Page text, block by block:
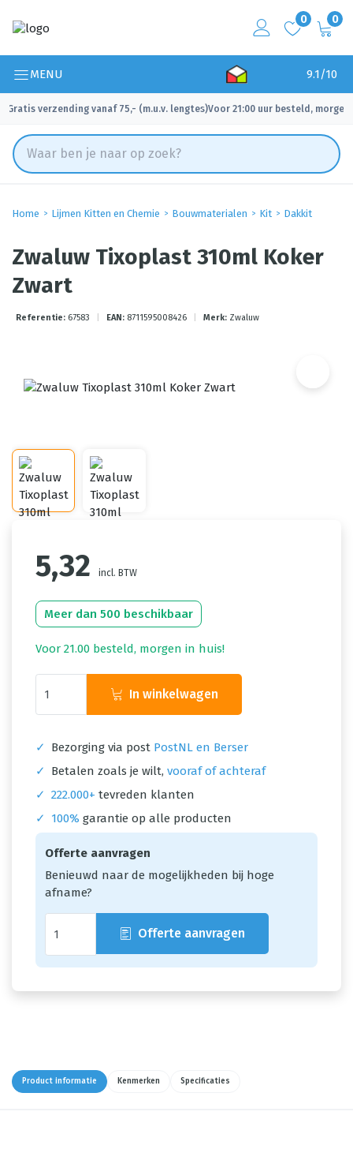
0 0
MENU 9.1/10
Gratis verzending vanaf 75,- (m.u.v. lengtes)
✓ Voor 21:00 uur besteld, morgen
Home Lijmen Kitten en Chemie Bouwmaterialen Kit Dakkit
Zwaluw Tixoplast 310ml Koker
Zwart
Referentie: 67583 EAN: 8711595008426 Merk: Zwaluw
5,32 incl. BTW
Meer dan 500 beschikbaar
Voor 21.00 besteld, morgen in huis!
In winkelwagen
✓ Bezorging via post PostNL en Berser
✓
Betalen zoals je wilt, vooraf of achteraf
✓ 222.000+ tevreden klanten
✓
100% garantie op alle producten
Offerte aanvragen
Benieuwd naar de mogelijkheden bij hoge
afname?
Offerte aanvragen
Product informatie Kenmerken Specificaties